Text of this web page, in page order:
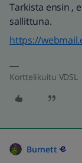
Tarkista ensin ,
sallittuna.
https://
Korttelikuitu VDSL
Burnett